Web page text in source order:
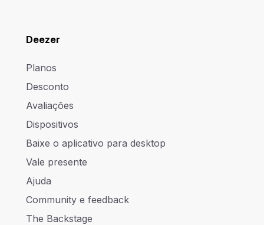
Deezer
Planos
Desconto
Avaliações
Dispositivos
Baixe o aplicativo para desktop
Vale presente
Ajuda
Community e feedback
The Backstage